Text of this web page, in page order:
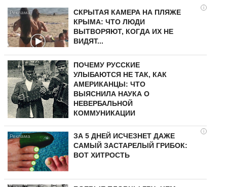
i
СКРЫТАЯ КАМЕРА НА ПЛЯЖЕ
КРЫМА: ЧТО ЛЮДИ
ВЫТВОРЯЮТ, КОГДА ИХ НЕ
ВИДЯТ...
ПОЧЕМУ РУССКИЕ
УЛЫБАЮТСЯ НЕ ТАК, КАК
АМЕРИКАНЦЫ: ЧТО
ВЫЯСНИЛА НАУКА О
НЕВЕРБАЛЬНОЙ
КОММУНИКАЦИИ
i
ЗА 5 ДНЕЙ ИСЧЕЗНЕТ ДАЖЕ
САМЫЙ ЗАСТАРЕЛЫЙ ГРИБОК:
ВОТ ХИТРОСТЬ